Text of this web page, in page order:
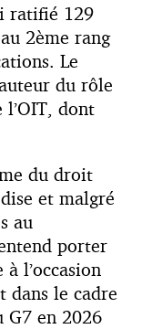
ratifié 129
2ème rang
Le
du rôle
l’OIT, dont
du droit
et malgré
au
porter
l’occasion
dans le cadre
G7 en 2026